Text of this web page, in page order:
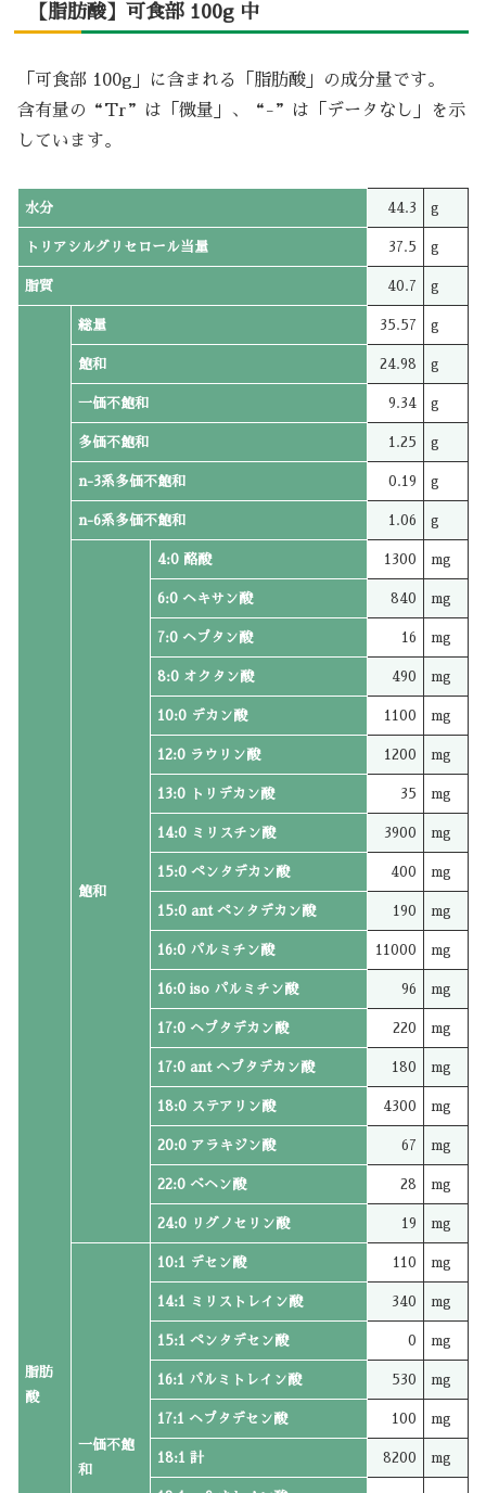
【脂肪酸】可食部 100g 中
「可食部 100g」に含まれる「脂肪酸」の成分量です。
含有量の“Tr”は「微量」、“-”は「データなし」を示
しています。
水分 44.3 g
トリアシルグリセロール当量 37.5 g
脂質 40.7 g
脂肪
酸
総量 35.57 g
飽和 24.98 g
一価不飽和 9.34 g
多価不飽和 1.25 g
n-3系多価不飽和 0.19 g
n-6系多価不飽和 1.06 g
飽和
4:0 酪酸 1300 mg
6:0 ヘキサン酸 840 mg
7:0 ヘプタン酸 16 mg
8:0 オクタン酸 490 mg
10:0 デカン酸 1100 mg
12:0 ラウリン酸 1200 mg
13:0 トリデカン酸 35 mg
14:0 ミリスチン酸 3900 mg
15:0 ペンタデカン酸 400 mg
15:0 ant ペンタデカン酸 190 mg
16:0 パルミチン酸 11000 mg
16:0 iso パルミチン酸 96 mg
17:0 ヘプタデカン酸 220 mg
17:0 ant ヘプタデカン酸 180 mg
18:0 ステアリン酸 4300 mg
20:0 アラキジン酸 67 mg
22:0 ベヘン酸 28 mg
24:0 リグノセリン酸 19 mg
一価不飽
和
10:1 デセン酸 110 mg
14:1 ミリストレイン酸 340 mg
15:1 ペンタデセン酸 0 mg
16:1 パルミトレイン酸 530 mg
17:1 ヘプタデセン酸 100 mg
18:1 計 8200 mg